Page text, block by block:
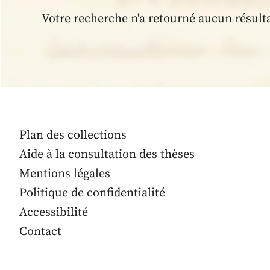
Votre recherche n'a retourné aucun
Plan des collections
Aide à la consultation des thèses
Mentions légales
Politique de confidentialité
Accessibilité
Contact